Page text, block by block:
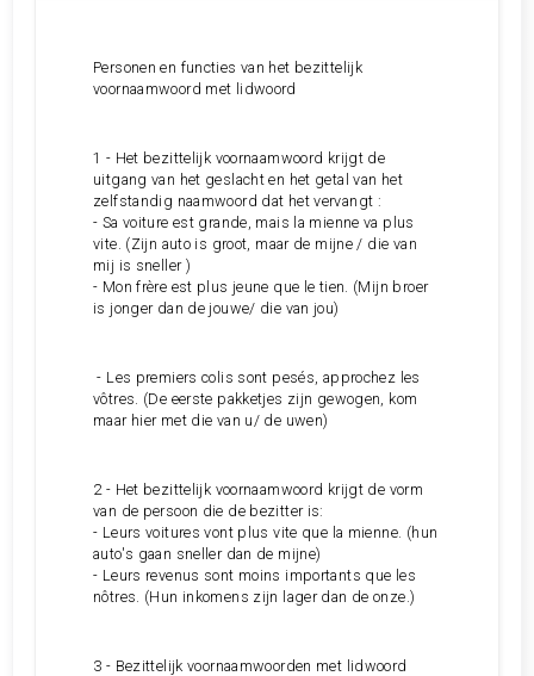
Personen en functies van het bezittelijk
voornaamwoord met lidwoord
1 - Het bezittelijk voornaamwoord krijgt de
uitgang van het geslacht en het getal van het
zelfstandig naamwoord dat het vervangt :
- Sa voiture est grande, mais la mienne va plus
vite. (Zijn auto is groot, maar de mijne / die van
mij is sneller )
- Mon frère est plus jeune que le tien. (Mijn broer
is jonger dan de jouwe/ die van jou)
- Les premiers colis sont pesés, approchez les
vôtres. (De eerste pakketjes zijn gewogen, kom
maar hier met die van u/ de uwen)
2 - Het bezittelijk voornaamwoord krijgt de vorm
van de persoon die de bezitter is:
- Leurs voitures vont plus vite que la mienne. (hun
auto's gaan sneller dan de mijne)
- Leurs revenus sont moins importants que les
nôtres. (Hun inkomens zijn lager dan de onze.)
3 - Bezittelijk voornaamwoorden met lidwoord